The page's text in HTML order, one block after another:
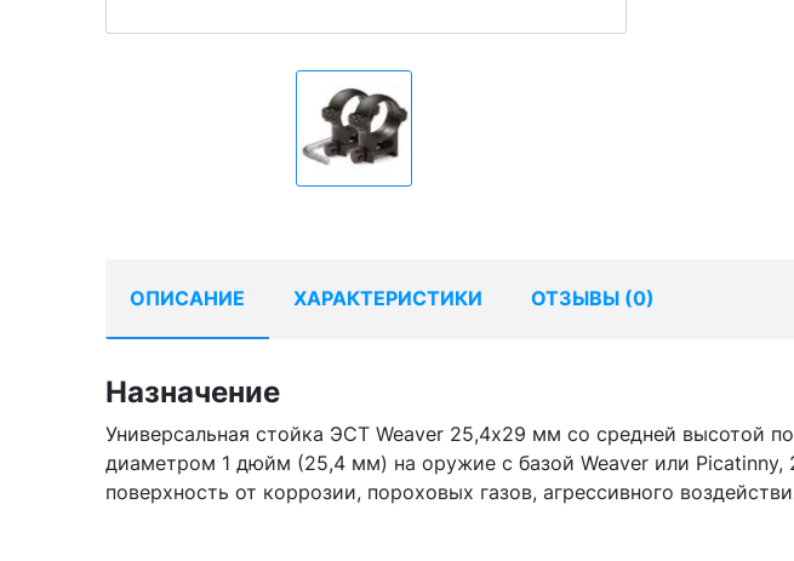
ОПИСАНИЕ ХАРАКТЕРИСТИКИ ОТЗЫВЫ (0)
Назначение
Универсальная стойка ЭСТ Weaver 25,4х29 мм со средней высотой
диаметром 1 дюйм (25,4 мм) на оружие с базой Weaver или
поверхность от коррозии, пороховых газов, агрессивного